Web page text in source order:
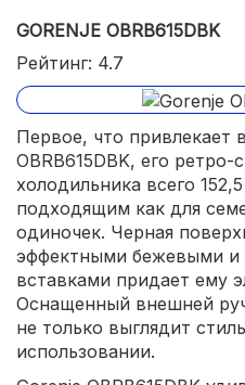
GORENJE OBRB615DBK
Рейтинг: 4.7
Первое, что привлекает
OBRB615DBK, его ретро-
холодильника всего
подходящим как для
одиночек. Черная
эффектными бежевыми и
вставками придает ему
Оснащенный внешней
не только выглядит
использовании.